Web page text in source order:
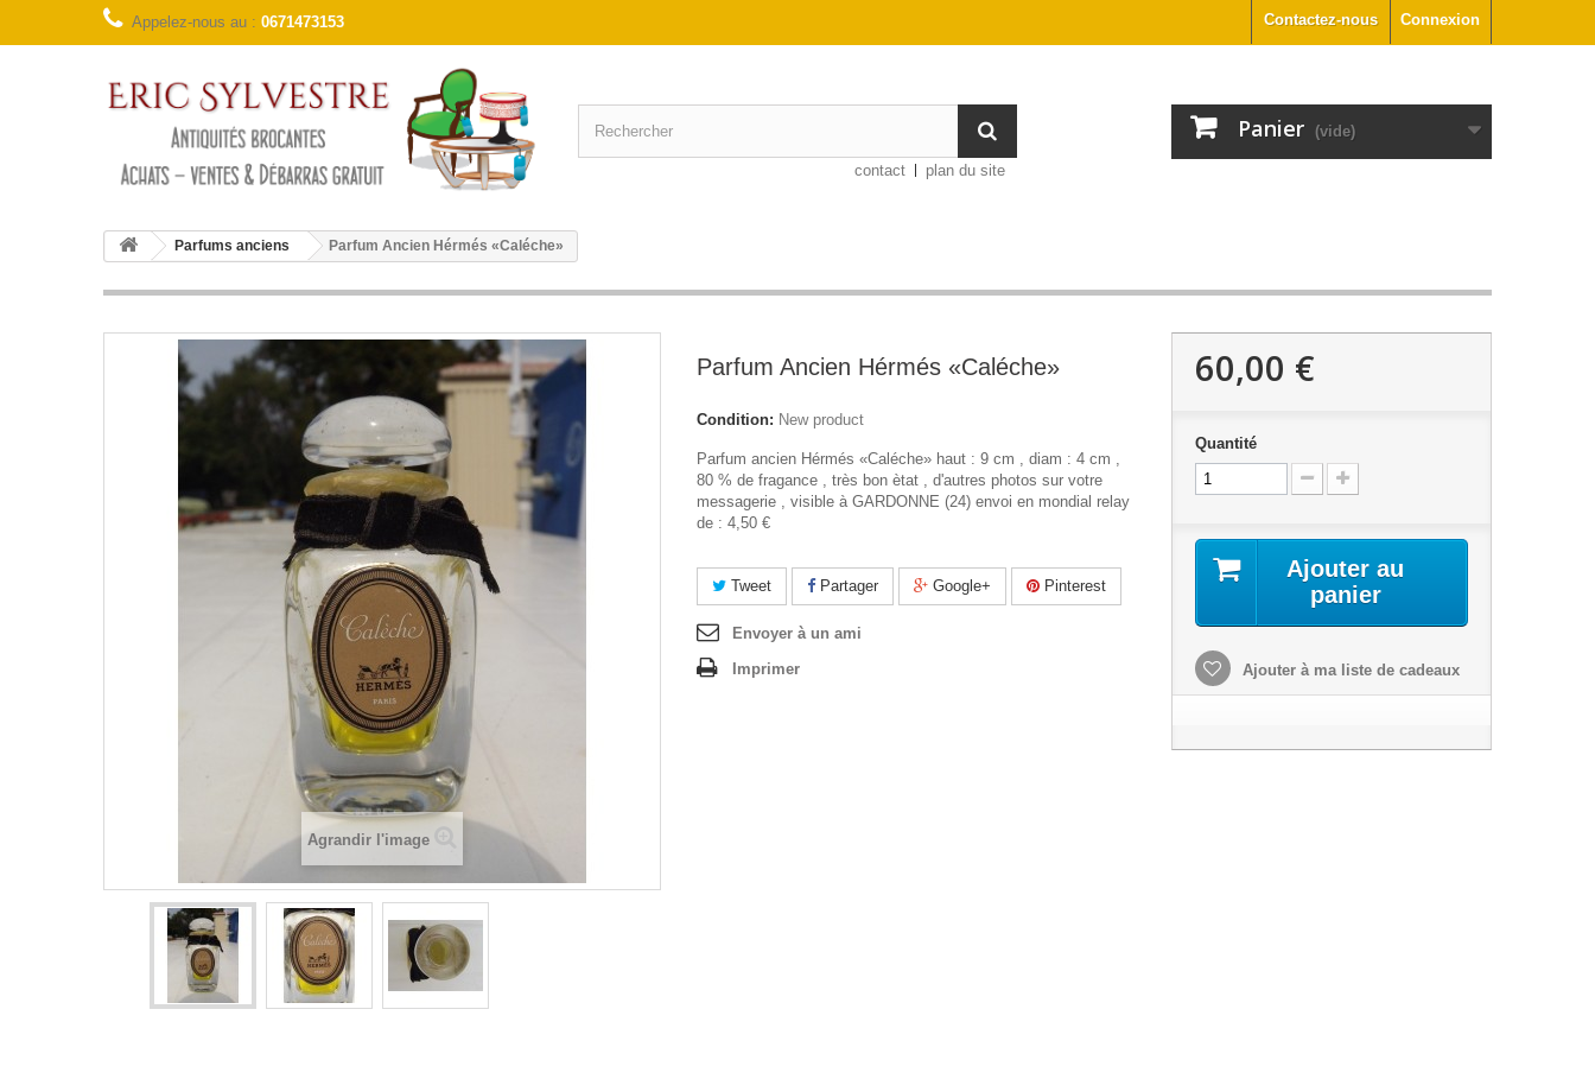
Connexion
Contactez-nous
Appelez-nous au : 0671473153
Panier (vide)
contact plan du site
Parfums anciens Parfum Ancien Hérmés «Caléche»
Agrandir l'image
Parfum Ancien Hérmés «Caléche»
Condition: New product
Parfum ancien Hérmés «Caléche» haut : 9 cm , diam : 4 cm ,
80 % de fragance , très bon ètat , d'autres photos sur votre
messagerie , visible à GARDONNE (24) envoi en mondial relay
de : 4,50 €
Tweet Partager Google+ Pinterest
Envoyer à un ami
Imprimer
60,00 €
Quantité
Ajouter au
panier
Ajouter à ma liste de cadeaux